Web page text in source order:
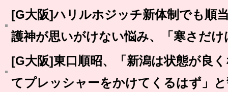
[G大阪]ハリルホジッチ新体制でも順
護神が思いがけない悩み、「寒さだ
[G大阪]東口順昭、「新潟は状態が良
てプレッシャーをかけてくるはず」